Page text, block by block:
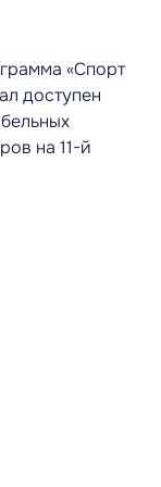
«Спорт
доступен
на 11-й